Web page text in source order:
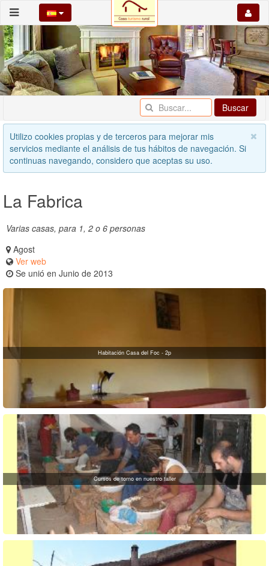
Buscar
Utilizo cookies propias y de terceros para mejorar mis
servicios mediante el análisis de tus hábitos de navegación. Si
continuas navegando, considero que aceptas su uso.
La Fabrica
Varias casas, para 1, 2 o 6 personas
Agost
Ver web
Se unió en Junio de 2013
Habitación Casa del Foc - 2p
Cursos de torno en nuestro taller